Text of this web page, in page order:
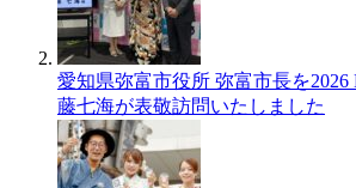
愛知県弥富市役所 弥富市長を2026
藤七海が表敬訪問いたしました